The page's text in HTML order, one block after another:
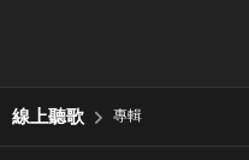
線上聽歌 專輯